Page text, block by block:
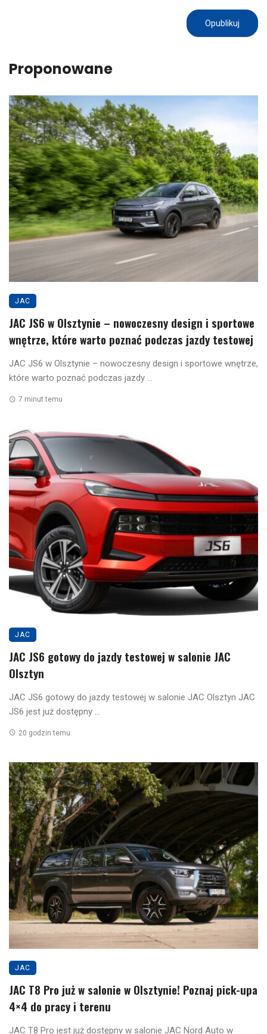
Proponowane
JAC
JAC JS6 w Olsztynie – nowoczesny design i sportowe
wnętrze, które warto poznać podczas jazdy testowej
JAC JS6 w Olsztynie – nowoczesny design i sportowe wnętrze,
które warto poznać podczas jazdy ...
7 minut temu
JAC
JAC JS6 gotowy do jazdy testowej w salonie JAC
Olsztyn
JAC JS6 gotowy do jazdy testowej w salonie JAC Olsztyn JAC
JS6 jest już dostępny ...
20 godzin temu
JAC
JAC T8 Pro już w salonie w Olsztynie! Poznaj pick-upa
4×4 do pracy i terenu
JAC T8 Pro jest już dostępny w salonie JAC Nord Auto w